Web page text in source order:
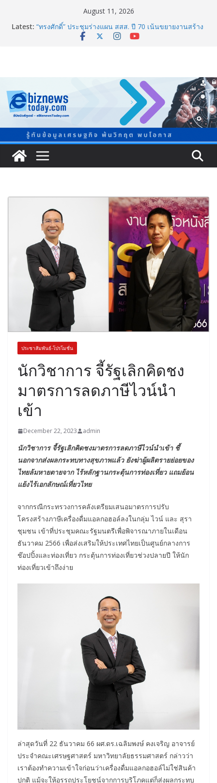
August 11, 2026
Latest: “ทรงศักดิ์” ประชุมร่างแผน สสส. ปี 70 เน้นขยายงานสร้าง
เสริมสุขภาพรายจังหวัด หนุนวาระกลาง “ขับเคลื่อนใช้
ขายเด็กต่ำ 20 ปี และคนเมา ฝ่าฝืนมีโทษหนักทั้งอาญา –
กระทรวง อว. เผยความพร้อม “มหกรรมวิทยาศาสตร์และ
เทคโนโลยีแห่งชาติ 2569” ชูนวัตกรรม AI และเทคโนโลยี
อนาคต
BEDO จัดงาน Thailand Nature Positive Forum 2026
ภายใต้หัวข้อ การขับเคลื่อนภาคธุรกิจสู่อนาคตธรรมชาติ
เชิงบวก
ประชาสัมพันธ์-โปรโมชั่น
นักวิชาการ จี้รัฐเลิกคิดชง
มาตรการลดภาษีไวน์นำ
เข้า
December 22, 2023 admin
นักวิชาการ จี้รัฐเลิกคิดชงมาตรการลดภาษีไวน์นำเข้า ชี้
นอกจากส่งผลกระทบทางสุขภาพแล้ว ยังฆ่าผู้ผลิตรายย่อยของ
ไทยล้มหายตายจาก ไร้หลักฐานกระตุ้นการท่องเที่ยว แถมย้อน
แย้งไร้เอกลักษณ์เที่ยวไทย
จากกรณีกระทรวงการคลังเตรียมเสนอมาตรการปรับ
โครงสร้างภาษีเครื่องดื่มแอลกอฮอล์ลงในกลุ่ม ไวน์ และ สุรา
ชุมชน เข้าที่ประชุมคณะรัฐมนตรีเพื่อพิจารณาภายในเดือน
ธันวาคม 2566 เพื่อส่งเสริมให้ประเทศไทยเป็นศูนย์กลางการ
ช๊อปปิ้งและท่องเที่ยว กระตุ้นการท่องเที่ยวช่วงปลายปี ให้นัก
ท่องเที่ยวเข้าถึงง่าย
ล่าสุดวันที่ 22 ธันวาคม 66 ผศ.ดร.เฉลิมพงษ์ คงเจริญ อาจารย์
ประจำคณะเศรษฐศาสตร์ มหาวิทยาลัยธรรมศาสตร์ กล่าวว่า
เราต้องทำความเข้าใจก่อนว่าเครื่องดื่มแอลกอฮอล์ไม่ใช่สินค้า
ปกติ แม้จะให้อรรถประโยชน์จากการบริโภคแต่ก็ส่งผลกระทบ